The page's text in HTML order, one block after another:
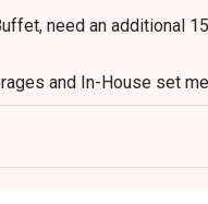
need an additional
and In-House set